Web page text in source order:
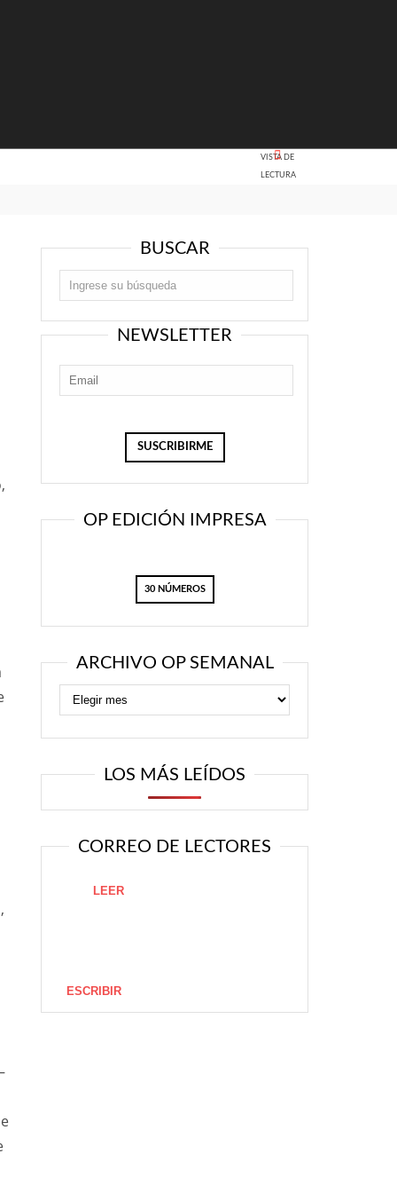
VISTA DE
LECTURA
BUSCAR
NEWSLETTER
OP EDICIÓN IMPRESA
30 NÚMEROS
ARCHIVO OP SEMANAL
LOS MÁS LEÍDOS
CORREO DE LECTORES
LEER
ESCRIBIR